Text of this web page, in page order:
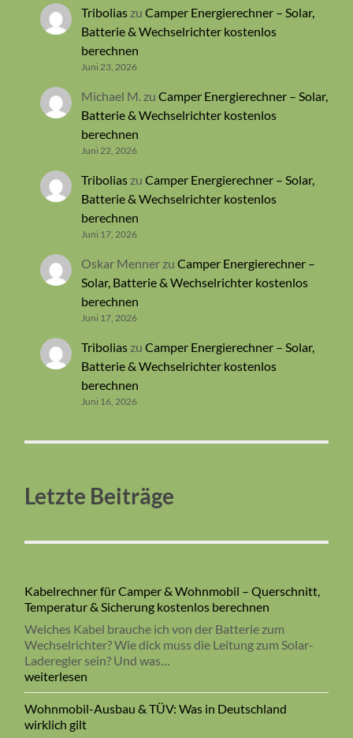
Tribolias zuCamper Energierechner – Solar,
Batterie & Wechselrichter kostenlos
berechnen
Juni 23, 2026
Michael M. zuCamper Energierechner – Solar,
Batterie & Wechselrichter kostenlos
berechnen
Juni 22, 2026
Tribolias zuCamper Energierechner – Solar,
Batterie & Wechselrichter kostenlos
berechnen
Juni 17, 2026
Oskar Menner zuCamper Energierechner –
Solar, Batterie & Wechselrichter kostenlos
berechnen
Juni 17, 2026
Tribolias zuCamper Energierechner – Solar,
Batterie & Wechselrichter kostenlos
berechnen
Juni 16, 2026
Letzte Beiträge
Kabelrechner für Camper & Wohnmobil – Querschnitt,
Temperatur & Sicherung kostenlos berechnen
Welches Kabel brauche ich von der Batterie zum
Wechselrichter? Wie dick muss die Leitung zum Solar-
Laderegler sein? Und was…
Kabelrechner
für
Camper
&
weiterlesen
Wohnmobil-Ausbau & TÜV: Was in Deutschland
wirklich gilt